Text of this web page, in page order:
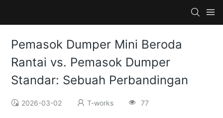
Pemasok Dumper Mini Beroda
Rantai vs. Pemasok Dumper
Standar: Sebuah Perbandingan
2026-03-02 T-works 77